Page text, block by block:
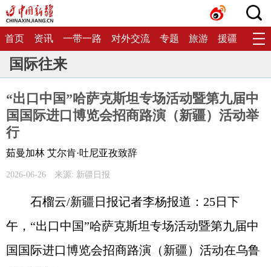
首页 资讯 一带一路 对外交流 专题 旅游 援疆 生态
国际往来
“出口中国”哈萨克斯坦专场活动暨第九届中
国国际进口博览会招商路演（新疆）活动举
行
茹曼加林 艾尔肯·吐尼亚孜致辞
2026-06-26 来源: 新疆日报
石榴云/新疆日报记者李杨报道：25日下
午，“出口中国”哈萨克斯坦专场活动暨第九届中
国国际进口博览会招商路演（新疆）活动在乌鲁